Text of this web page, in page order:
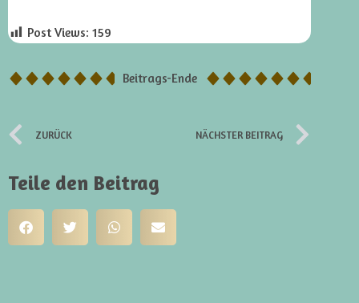
Post Views: 159
Beitrags-Ende
ZURÜCK NÄCHSTER BEITRAG
Teile den Beitrag